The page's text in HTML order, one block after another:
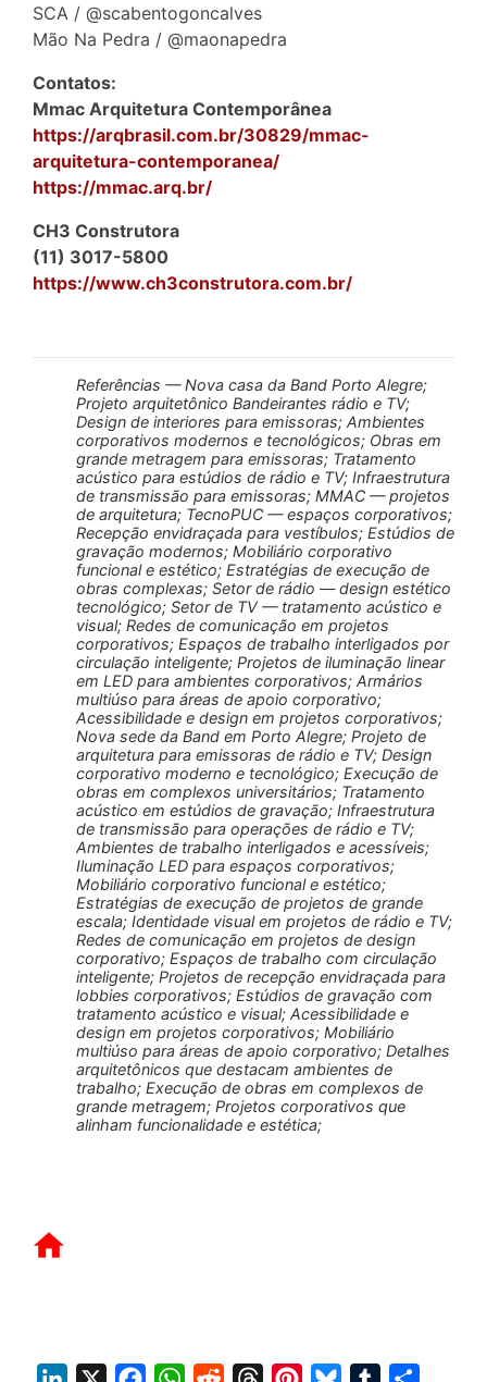
SCA / @scabentogoncalves
Mão Na Pedra / @maonapedra
Contatos:
Mmac Arquitetura Contemporânea
https://arqbrasil.com.br/30829/mmac-
arquitetura-contemporanea/
https://mmac.arq.br/
CH3 Construtora
(11) 3017-5800
https://www.ch3construtora.com.br/
Referências — Nova casa da Band Porto Alegre;
Projeto arquitetônico Bandeirantes rádio e TV;
Design de interiores para emissoras; Ambientes
corporativos modernos e tecnológicos; Obras em
grande metragem para emissoras; Tratamento
acústico para estúdios de rádio e TV; Infraestrutura
de transmissão para emissoras; MMAC — projetos
de arquitetura; TecnoPUC — espaços corporativos;
Recepção envidraçada para vestíbulos; Estúdios de
gravação modernos; Mobiliário corporativo
funcional e estético; Estratégias de execução de
obras complexas; Setor de rádio — design estético
tecnológico; Setor de TV — tratamento acústico e
visual; Redes de comunicação em projetos
corporativos; Espaços de trabalho interligados por
circulação inteligente; Projetos de iluminação linear
em LED para ambientes corporativos; Armários
multiúso para áreas de apoio corporativo;
Acessibilidade e design em projetos corporativos;
Nova sede da Band em Porto Alegre; Projeto de
arquitetura para emissoras de rádio e TV; Design
corporativo moderno e tecnológico; Execução de
obras em complexos universitários; Tratamento
acústico em estúdios de gravação; Infraestrutura
de transmissão para operações de rádio e TV;
Ambientes de trabalho interligados e acessíveis;
Iluminação LED para espaços corporativos;
Mobiliário corporativo funcional e estético;
Estratégias de execução de projetos de grande
escala; Identidade visual em projetos de rádio e TV;
Redes de comunicação em projetos de design
corporativo; Espaços de trabalho com circulação
inteligente; Projetos de recepção envidraçada para
lobbies corporativos; Estúdios de gravação com
tratamento acústico e visual; Acessibilidade e
design em projetos corporativos; Mobiliário
multiúso para áreas de apoio corporativo; Detalhes
arquitetônicos que destacam ambientes de
trabalho; Execução de obras em complexos de
grande metragem; Projetos corporativos que
alinham funcionalidade e estética;